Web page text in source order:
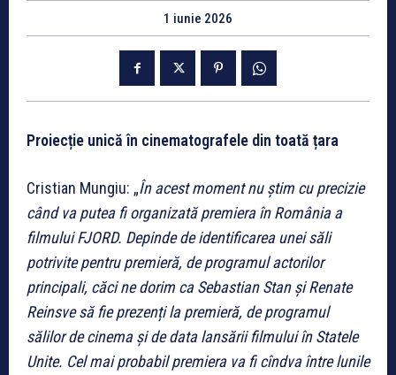
1 iunie 2026
Proiecție unică în cinematografele din toată țara
Cristian Mungiu: „În acest moment nu știm cu precizie
când va putea fi organizată premiera în România a
filmului FJORD. Depinde de identificarea unei săli
potrivite pentru premieră, de programul actorilor
principali, căci ne dorim ca Sebastian Stan și Renate
Reinsve să fie prezenți la premieră, de programul
sălilor de cinema și de data lansării filmului în Statele
Unite. Cel mai probabil premiera va fi cîndva între lunile